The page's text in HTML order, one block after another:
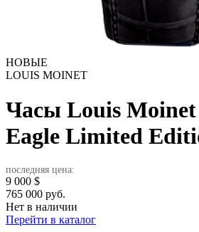
НОВЫЕ
LOUIS MOINET
Часы Louis Moinet
Eagle Limited
последняя цена:
9 000 $
765 000 руб.
Нет в наличии
Перейти в каталог